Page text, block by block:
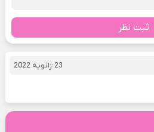
ثبت نظر
23 ژانویه 2022